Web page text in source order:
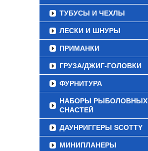
ТУБУСЫ И ЧЕХЛЫ
ЛЕСКИ И ШНУРЫ
ПРИМАНКИ
ГРУЗА/ДЖИГ-ГОЛОВКИ
ФУРНИТУРА
НАБОРЫ РЫБОЛОВНЫХ
СНАСТЕЙ
ДАУНРИГГЕРЫ SCOTTY
МИНИПЛАНЕРЫ